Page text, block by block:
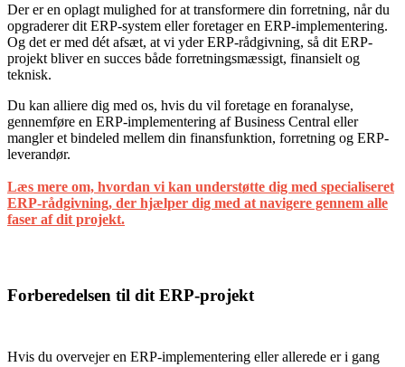
Der er en oplagt mulighed for at transformere din forretning, når du
opgraderer dit ERP-system eller foretager en ERP-implementering.
Og det er med dét afsæt, at vi yder ERP-rådgivning, så dit ERP-
projekt bliver en succes både forretningsmæssigt, finansielt og
teknisk.
Du kan alliere dig med os, hvis du vil foretage en foranalyse,
gennemføre en ERP-implementering af Business Central eller
mangler et bindeled mellem din finansfunktion, forretning og ERP-
leverandør.
Læs mere om, hvordan vi kan understøtte dig med specialiseret
ERP-rådgivning, der hjælper dig med at navigere gennem alle
faser af dit projekt.
Forberedelsen til dit ERP-projekt
Hvis du overvejer en ERP-implementering eller allerede er i gang